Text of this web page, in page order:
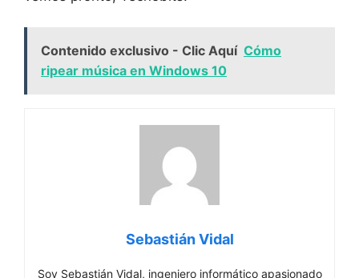
Contenido exclusivo - Clic Aquí Cómo
ripear música en Windows 10
Sebastián Vidal
Soy Sebastián Vidal, ingeniero informático apasionado